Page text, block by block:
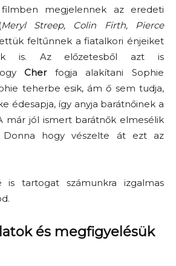
megjelennek az eredeti
Meryl Streep, Colin Firth, Pierce
feltűnnek a fiatalkori énjeiket
is. Az előzetesből azt is
Cherfogja alakítani Sophie
teherbe esik, ám ő sem tudja,
édesapja, így anyja barátnőinek a
már jól ismert barátnők elmesélik
Donna hogy vészelte át ezt az
tartogat számunkra izgalmas
és megfigyelésük